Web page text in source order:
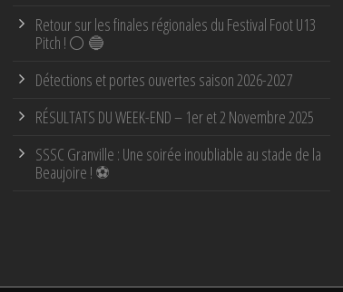
Retour sur les finales régionales du Festival Foot U13
Pitch ! ⚪ 🔵
Détections et portes ouvertes saison 2026-2027
RÉSULTATS DU WEEK-END – 1er et 2 Novembre 2025
SSSC Granville : Une soirée inoubliable au stade de la
Beaujoire ! ⚽